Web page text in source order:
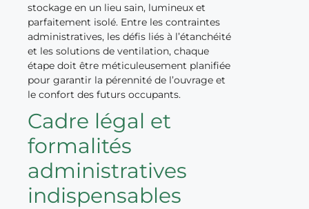
stockage en un lieu sain, lumineux et
parfaitement isolé. Entre les contraintes
administratives, les défis liés à l’étanchéité
et les solutions de ventilation, chaque
étape doit être méticuleusement planifiée
pour garantir la pérennité de l’ouvrage et
le confort des futurs occupants.
Cadre légal et
formalités
administratives
indispensables